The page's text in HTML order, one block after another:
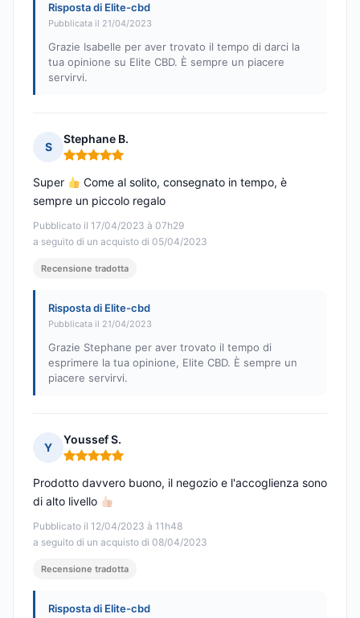
Risposta di Elite-cbd
Pubblicata il 21/04/2023
Grazie Isabelle per aver trovato il tempo di darci la
tua opinione su Elite CBD. È sempre un piacere
servirvi.
S
Stephane B.
Nota: 5 su 5
Pubblicato il 17/04/2023 à 07h29
a seguito di un acquisto di 05/04/2023
Super
Come al solito, consegnato in tempo, è
sempre un piccolo regalo
Recensione tradotta
Risposta di Elite-cbd
Pubblicata il 21/04/2023
Grazie Stephane per aver trovato il tempo di
esprimere la tua opinione, Elite CBD. È sempre un
piacere servirvi.
Y
Youssef S.
Nota: 5 su 5
Pubblicato il 12/04/2023 à 11h48
a seguito di un acquisto di 08/04/2023
Prodotto davvero buono, il negozio e l'accoglienza sono
di alto livello
Recensione tradotta
Risposta di Elite-cbd